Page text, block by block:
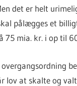
det er helt
pålægges et
75 mia. kr. i op til
lov at skalte og